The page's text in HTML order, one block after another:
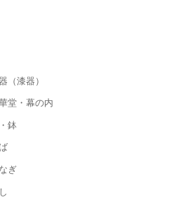
（漆器）
堂・幕の内
鉢
ぎ